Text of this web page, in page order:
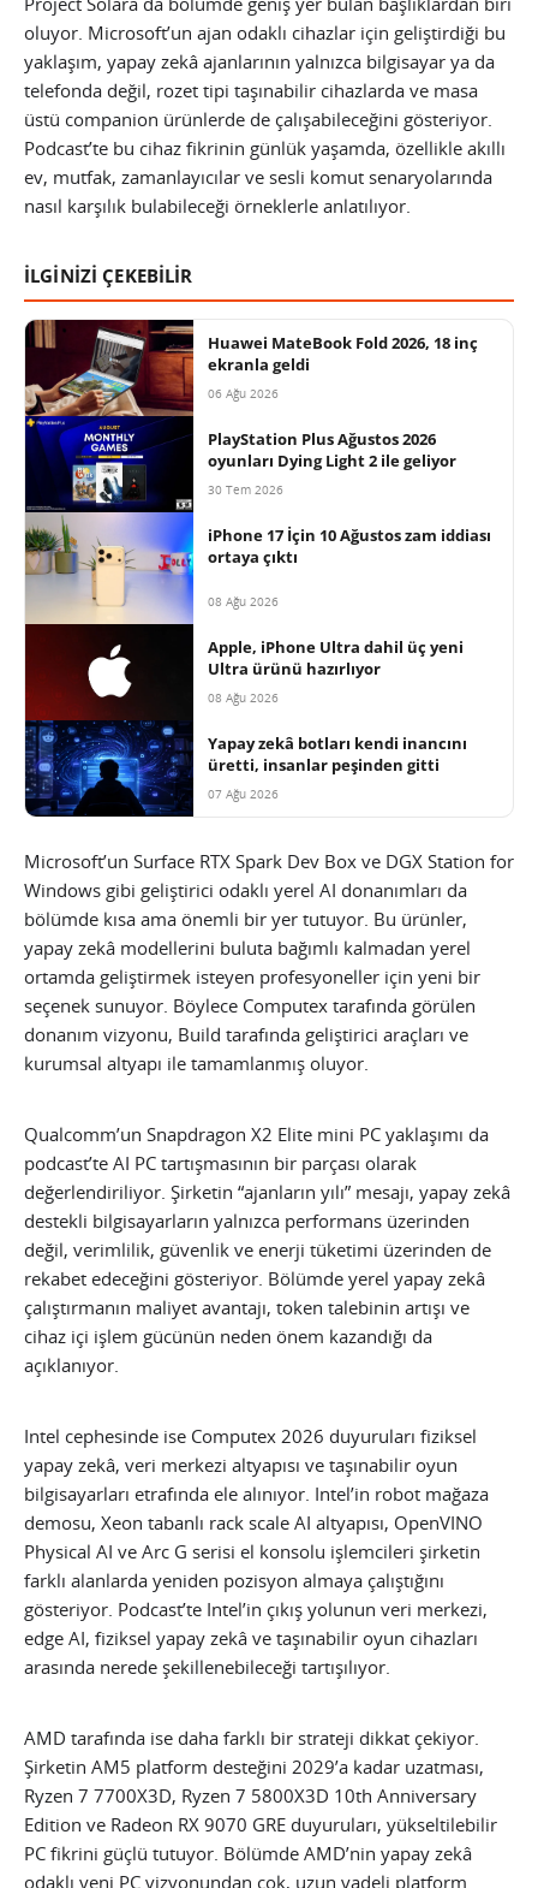
oluyor. Microsoft’un ajan odaklı cihazlar için geliştirdiği bu
yaklaşım, yapay zekâ ajanlarının yalnızca bilgisayar ya da
telefonda değil, rozet tipi taşınabilir cihazlarda ve masa
üstü companion ürünlerde de çalışabileceğini gösteriyor.
Podcast’te bu cihaz fikrinin günlük yaşamda, özellikle akıllı
ev, mutfak, zamanlayıcılar ve sesli komut senaryolarında
nasıl karşılık bulabileceği örneklerle anlatılıyor.
İLGİNİZİ ÇEKEBİLİR
Huawei MateBook Fold 2026, 18 inç
ekranla geldi
06 Ağu 2026
PlayStation Plus Ağustos 2026
oyunları Dying Light 2 ile geliyor
30 Tem 2026
iPhone 17 İçin 10 Ağustos zam iddiası
ortaya çıktı
08 Ağu 2026
Apple, iPhone Ultra dahil üç yeni
Ultra ürünü hazırlıyor
08 Ağu 2026
Yapay zekâ botları kendi inancını
üretti, insanlar peşinden gitti
07 Ağu 2026
Microsoft’un Surface RTX Spark Dev Box ve DGX Station for
Windows gibi geliştirici odaklı yerel AI donanımları da
bölümde kısa ama önemli bir yer tutuyor. Bu ürünler,
yapay zekâ modellerini buluta bağımlı kalmadan yerel
ortamda geliştirmek isteyen profesyoneller için yeni bir
seçenek sunuyor. Böylece Computex tarafında görülen
donanım vizyonu, Build tarafında geliştirici araçları ve
kurumsal altyapı ile tamamlanmış oluyor.
Qualcomm’un Snapdragon X2 Elite mini PC yaklaşımı da
podcast’te AI PC tartışmasının bir parçası olarak
değerlendiriliyor. Şirketin “ajanların yılı” mesajı, yapay zekâ
destekli bilgisayarların yalnızca performans üzerinden
değil, verimlilik, güvenlik ve enerji tüketimi üzerinden de
rekabet edeceğini gösteriyor. Bölümde yerel yapay zekâ
çalıştırmanın maliyet avantajı, token talebinin artışı ve
cihaz içi işlem gücünün neden önem kazandığı da
açıklanıyor.
Intel cephesinde ise Computex 2026 duyuruları fiziksel
yapay zekâ, veri merkezi altyapısı ve taşınabilir oyun
bilgisayarları etrafında ele alınıyor. Intel’in robot mağaza
demosu, Xeon tabanlı rack scale AI altyapısı, OpenVINO
Physical AI ve Arc G serisi el konsolu işlemcileri şirketin
farklı alanlarda yeniden pozisyon almaya çalıştığını
gösteriyor. Podcast’te Intel’in çıkış yolunun veri merkezi,
edge AI, fiziksel yapay zekâ ve taşınabilir oyun cihazları
arasında nerede şekillenebileceği tartışılıyor.
AMD tarafında ise daha farklı bir strateji dikkat çekiyor.
Şirketin AM5 platform desteğini 2029’a kadar uzatması,
Ryzen 7 7700X3D, Ryzen 7 5800X3D 10th Anniversary
Edition ve Radeon RX 9070 GRE duyuruları, yükseltilebilir
PC fikrini güçlü tutuyor. Bölümde AMD’nin yapay zekâ
odaklı yeni PC vizyonundan çok, uzun vadeli platform